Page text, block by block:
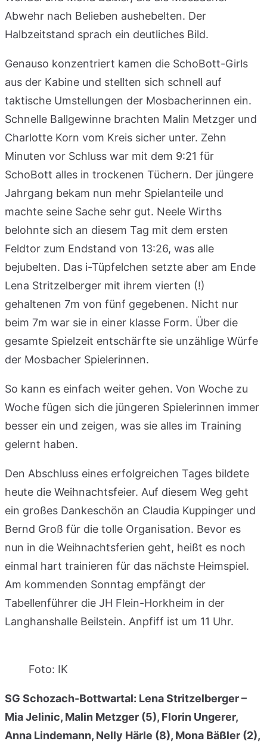
Abwehr nach Belieben aushebelten. Der
Halbzeitstand sprach ein deutliches Bild.
Genauso konzentriert kamen die SchoBott-Girls
aus der Kabine und stellten sich schnell auf
taktische Umstellungen der Mosbacherinnen ein.
Schnelle Ballgewinne brachten Malin Metzger und
Charlotte Korn vom Kreis sicher unter. Zehn
Minuten vor Schluss war mit dem 9:21 für
SchoBott alles in trockenen Tüchern. Der jüngere
Jahrgang bekam nun mehr Spielanteile und
machte seine Sache sehr gut. Neele Wirths
belohnte sich an diesem Tag mit dem ersten
Feldtor zum Endstand von 13:26, was alle
bejubelten. Das i-Tüpfelchen setzte aber am Ende
Lena Stritzelberger mit ihrem vierten (!)
gehaltenen 7m von fünf gegebenen. Nicht nur
beim 7m war sie in einer klasse Form. Über die
gesamte Spielzeit entschärfte sie unzählige Würfe
der Mosbacher Spielerinnen.
So kann es einfach weiter gehen. Von Woche zu
Woche fügen sich die jüngeren Spielerinnen immer
besser ein und zeigen, was sie alles im Training
gelernt haben.
Den Abschluss eines erfolgreichen Tages bildete
heute die Weihnachtsfeier. Auf diesem Weg geht
ein großes Dankeschön an Claudia Kuppinger und
Bernd Groß für die tolle Organisation. Bevor es
nun in die Weihnachtsferien geht, heißt es noch
einmal hart trainieren für das nächste Heimspiel.
Am kommenden Sonntag empfängt der
Tabellenführer die JH Flein-Horkheim in der
Langhanshalle Beilstein. Anpfiff ist um 11 Uhr.
Foto: IK
SG Schozach-Bottwartal: Lena Stritzelberger –
Mia Jelinic, Malin Metzger (5), Florin Ungerer,
Anna Lindemann, Nelly Härle (8), Mona Bäßler (2),